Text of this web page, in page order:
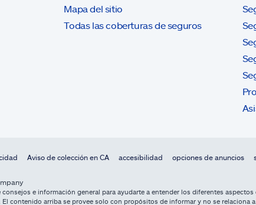
Mapa del sitio
Todas las coberturas de seguros
Aviso de colección en CA accesibilidad opciones de anuncios
e información general para ayudarte a entender los diferentes
contenido arriba se provee solo con propósitos de informar y no se